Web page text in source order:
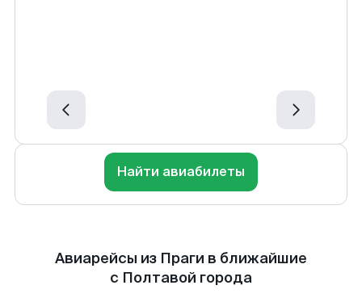
Найти авиабилеты
Авиарейсы из Праги в ближайшие
с Полтавой города